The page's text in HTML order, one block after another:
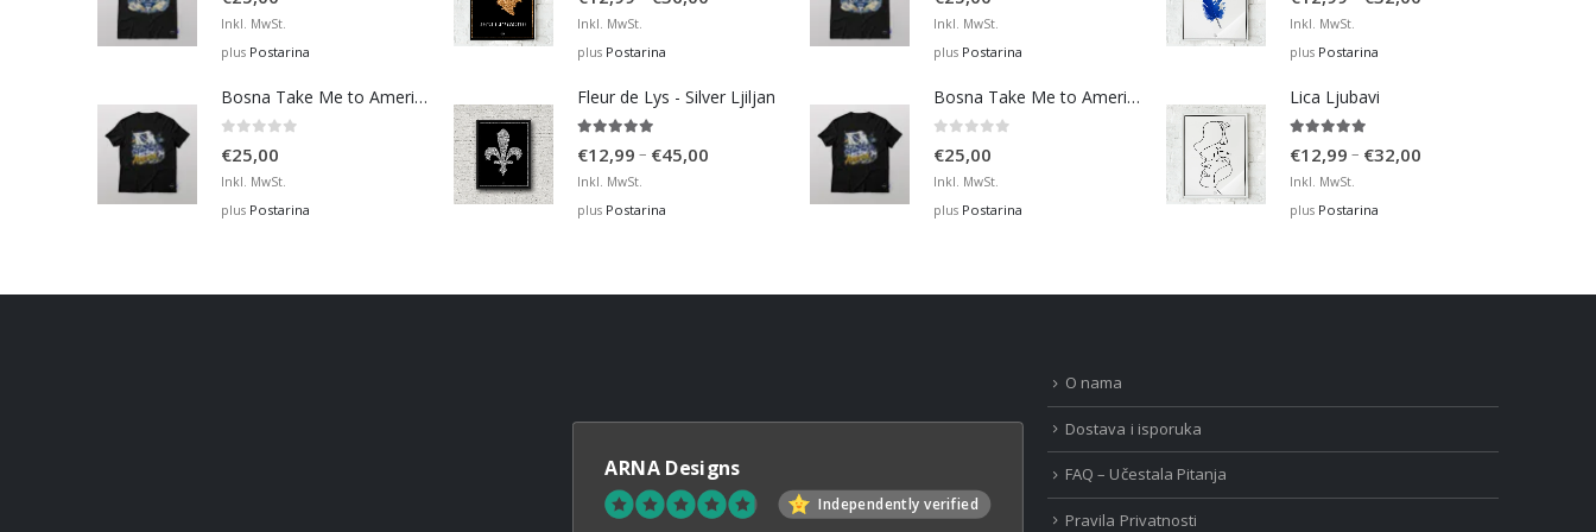
Inkl. MwSt.
plus Postarina
Bosna Take Me to America Navijačka Majica 2
€25,00
Inkl. MwSt.
plus Postarina
€36,00
Inkl. MwSt.
plus Postarina
Fleur de Lys - Silver Ljiljan
€12,99 – €45,00
Inkl. MwSt.
plus Postarina
Inkl. MwSt.
plus Postarina
Bosna Take Me to America Navijačka Majica 2
€25,00
Inkl. MwSt.
plus Postarina
Inkl. MwSt.
plus Postarina
Lica Ljubavi
€12,99 – €32,00
Inkl. MwSt.
plus Postarina
ARNA Designs
Independently verified
O nama
Dostava i isporuka
FAQ – Učestala Pitanja
Pravila Privatnosti